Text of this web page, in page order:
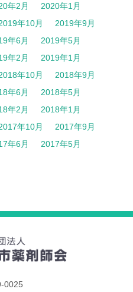
年2月
2020年1月
年10月
2019年9月
年6月
2019年5月
年2月
2019年1月
年10月
2018年9月
年6月
2018年5月
年2月
2018年1月
年10月
2017年9月
年6月
2017年5月
0025